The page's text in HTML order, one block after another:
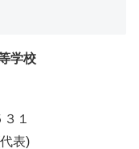
学校
１
表)